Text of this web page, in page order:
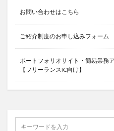
お問い合わせはこちら
ご紹介制度のお申し込みフォーム
ポートフォリオサイト・簡易業務
【フリーランスIC向け】